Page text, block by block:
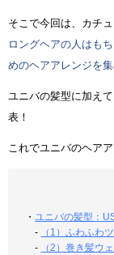
そこで今回は、カチ
ロングヘアの人はも
めのヘアアレンジを集
ユニバの髪型に加え
表！
これでユニバのヘア
・ユニバの髪型：
-
（1）ふわふわ
-
（2）巻き髪ウ